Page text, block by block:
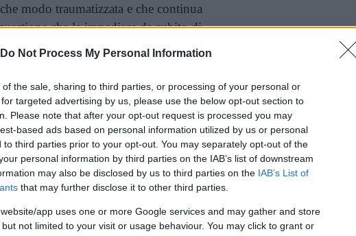
Do Not Process My Personal Information
the sale, sharing to third parties, or processing of your personal or
targeted advertising by us, please use the below opt-out section to
Please note that after your opt-out request is processed you may
based ads based on personal information utilized by us or personal
to third parties prior to your opt-out. You may separately opt-out of the
personal information by third parties on the IAB’s list of downstream
may also be disclosed by us to third parties on the IAB’s List of
that may further disclose it to other third parties.
app uses one or more Google services and may gather and store
not limited to your visit or usage behaviour. You may click to grant or
modo traumatizzata e che continua
che le impedisce da subito di
è sul serio all’inizio del libro), che di
ragazze (le porta a letto e poi non le
vuole impegnarsi con nessuno
l’università (in cui ha ottimi voti) e a
dopo la pubblicità